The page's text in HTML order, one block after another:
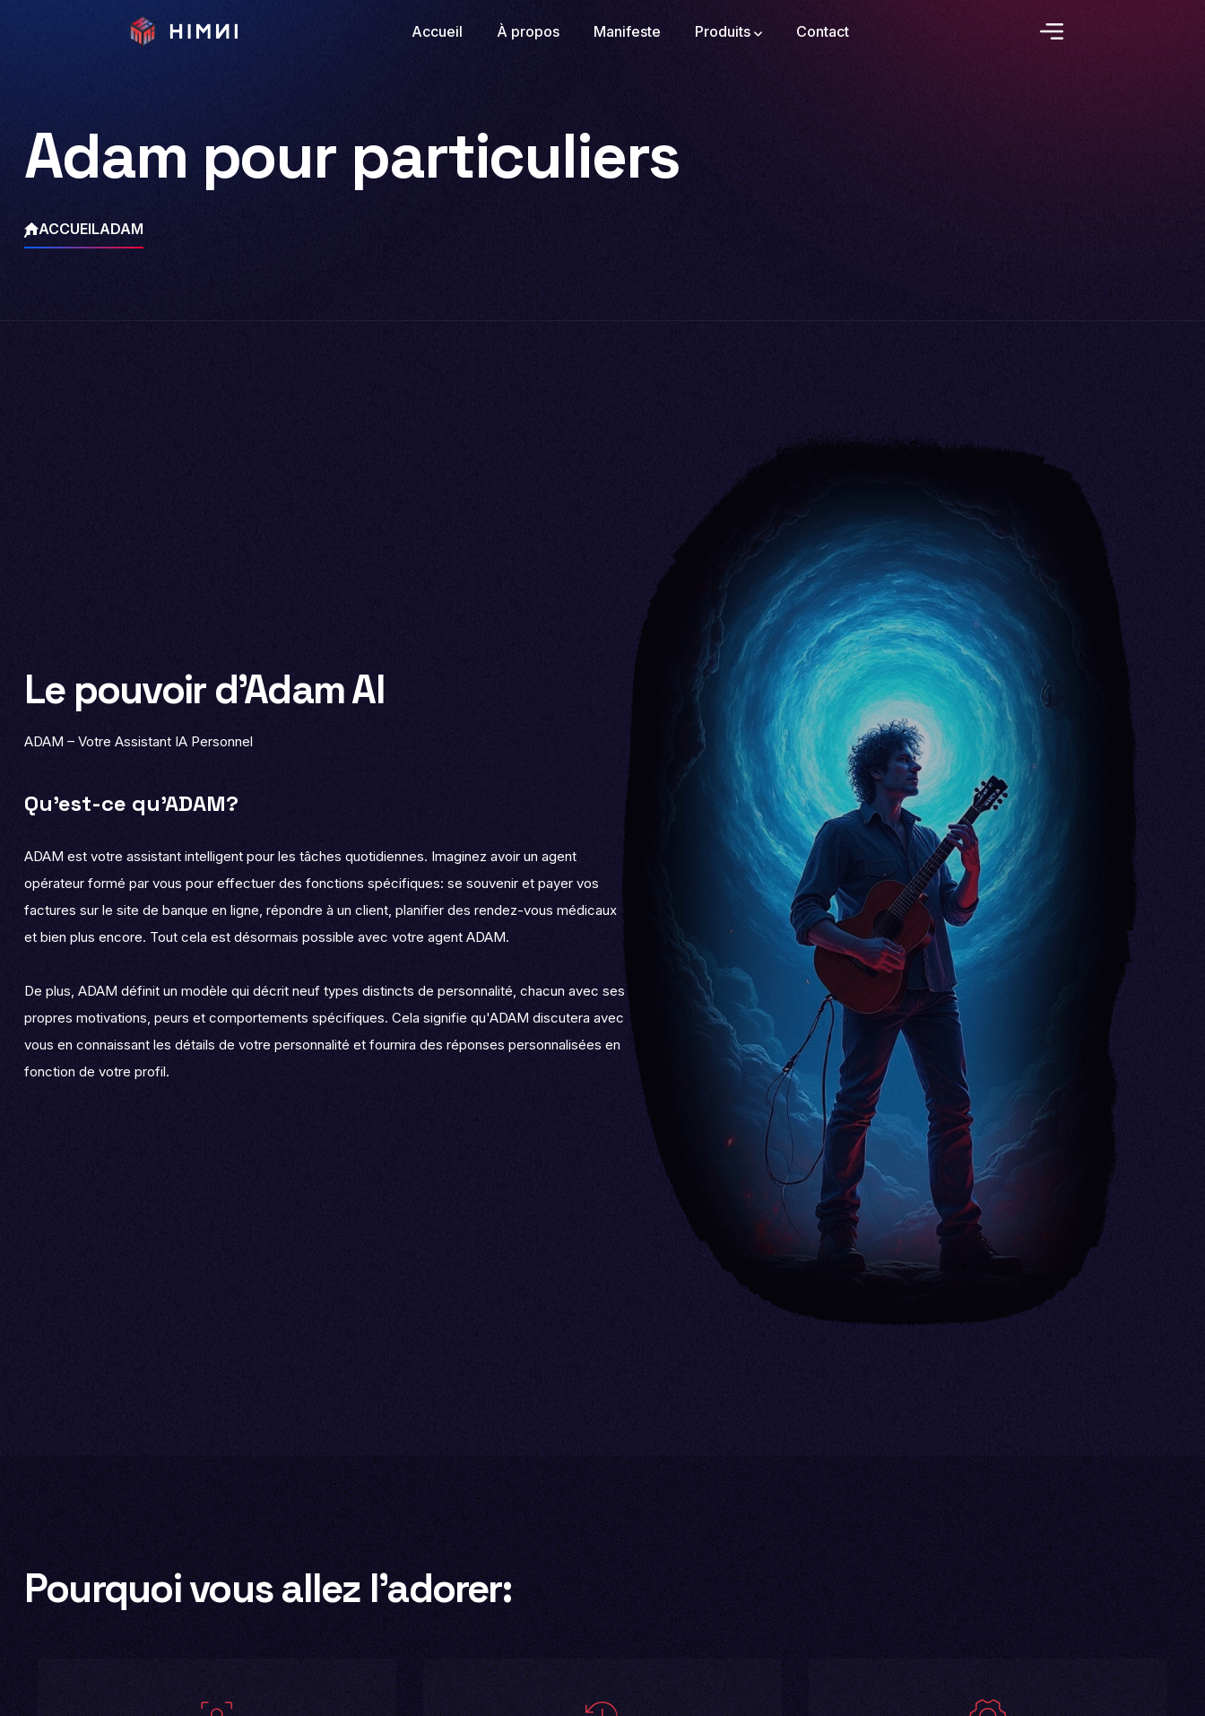
Accueil À propos Manifeste Produits Contact
Adam pour particuliers
ACCUEILADAM
Le pouvoir d'Adam AI
ADAM – Votre Assistant IA Personnel
Qu'est-ce qu'ADAM?
ADAM est votre assistant intelligent pour les tâches quotidiennes. Imaginez avoir un agent
opérateur formé par vous pour effectuer des fonctions spécifiques: se souvenir et payer vos
factures sur le site de banque en ligne, répondre à un client, planifier des rendez-vous médicaux
et bien plus encore. Tout cela est désormais possible avec votre agent ADAM.
De plus, ADAM définit un modèle qui décrit neuf types distincts de personnalité, chacun avec ses
propres motivations, peurs et comportements spécifiques. Cela signifie qu'ADAM discutera avec
vous en connaissant les détails de votre personnalité et fournira des réponses personnalisées en
fonction de votre profil.
Pourquoi vous allez l'adorer: